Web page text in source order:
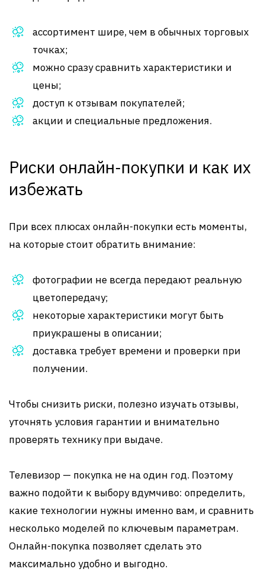
ассортимент шире, чем в обычных торговых
точках;
можно сразу сравнить характеристики и
цены;
доступ к отзывам покупателей;
акции и специальные предложения.
Риски онлайн-покупки и как их
избежать
При всех плюсах онлайн-покупки есть моменты,
на которые стоит обратить внимание:
фотографии не всегда передают реальную
цветопередачу;
некоторые характеристики могут быть
приукрашены в описании;
доставка требует времени и проверки при
получении.
Чтобы снизить риски, полезно изучать отзывы,
уточнять условия гарантии и внимательно
проверять технику при выдаче.
Телевизор — покупка не на один год. Поэтому
важно подойти к выбору вдумчиво: определить,
какие технологии нужны именно вам, и сравнить
несколько моделей по ключевым параметрам.
Онлайн-покупка позволяет сделать это
максимально удобно и выгодно.